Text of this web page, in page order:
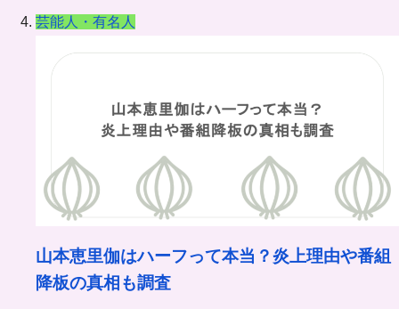
芸能人・有名人
山本恵里伽はハーフって本当？炎上理由や番組
降板の真相も調査